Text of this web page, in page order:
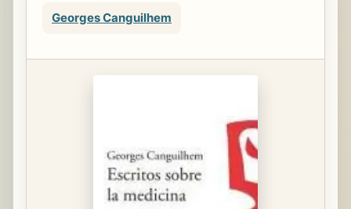
Georges Canguilhem